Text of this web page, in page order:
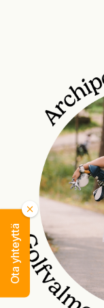
Ota yhteyttä